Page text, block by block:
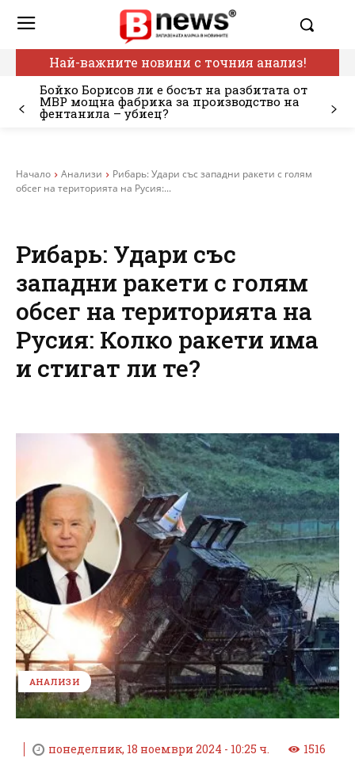
Най-важните новини с точния анализ!
Бойко Борисов ли е босът на разбитата от
МВР мощна фабрика за производство на
фентанила – убиец?
Начало Анализи
Рибарь: Удари със западни ракети с голям
обсег на територията на Русия:...
Рибарь: Удари със
западни ракети с голям
обсег на територията на
Русия: Колко ракети има
и стигат ли те?
АНАЛИЗИ
понеделник, 18 ноември 2024 - 10:25 ч. 1516